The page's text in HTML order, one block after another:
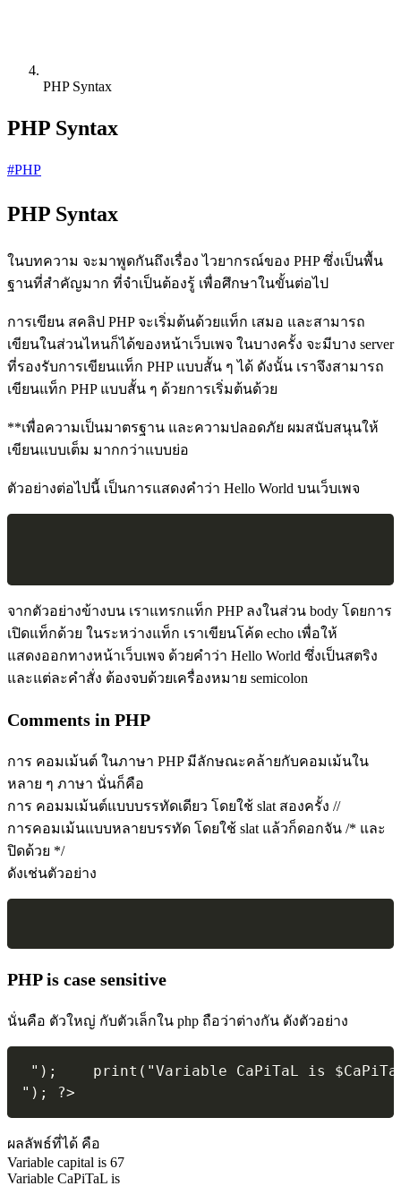
PHP Syntax
PHP Syntax
#PHP
PHP Syntax
ในบทความ จะมาพูดกันถึงเรื่อง ไวยากรณ์ของ PHP ซึ่งเป็นพื้น
ฐานที่สำคัญมาก ที่จำเป็นต้องรู้ เพื่อศึกษาในขั้นต่อไป
การเขียน สคลิป PHP จะเริ่มต้นด้วยแท็ก เสมอ และสามารถ
เขียนในส่วนไหนก็ได้ของหน้าเว็บเพจ ในบางครั้ง จะมีบาง server
ที่รองรับการเขียนแท็ก PHP แบบสั้น ๆ ได้ ดังนั้น เราจึงสามารถ
เขียนแท็ก PHP แบบสั้น ๆ ด้วยการเริ่มต้นด้วย
**เพื่อความเป็นมาตรฐาน และความปลอดภัย ผมสนับสนุนให้
เขียนแบบเต็ม มากกว่าแบบย่อ
ตัวอย่างต่อไปนี้ เป็นการแสดงคำว่า Hello World บนเว็บเพจ
จากตัวอย่างข้างบน เราแทรกแท็ก PHP ลงในส่วน body โดยการ
เปิดแท็กด้วย ในระหว่างแท็ก เราเขียนโค้ด echo เพื่อให้
แสดงออกทางหน้าเว็บเพจ ด้วยคำว่า Hello World ซึ่งเป็นสตริง
และแต่ละคำสั่ง ต้องจบด้วยเครื่องหมาย semicolon
Comments in PHP
การ คอมเม้นต์ ในภาษา PHP มีลักษณะคล้ายกับคอมเม้นใน
หลาย ๆ ภาษา นั่นก็คือ
การ คอมมเม้นต์แบบบรรทัดเดียว โดยใช้ slat สองครั้ง //
การคอมเม้นแบบหลายบรรทัด โดยใช้ slat แล้วก็ดอกจัน /* และ
ปิดด้วย */
ดังเช่นตัวอย่าง
PHP is case sensitive
นั่นคือ ตัวใหญ่ กับตัวเล็กใน php ถือว่าต่างกัน ดังตัวอย่าง
"); 	print("Variable CaPiTaL is
"); ?>
ผลลัพธ์ที่ได้ คือ
Variable capital is 67
Variable CaPiTaL is